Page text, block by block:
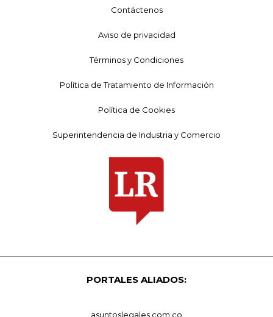
Contáctenos
Aviso de privacidad
Términos y Condiciones
Política de Tratamiento de Información
Política de Cookies
Superintendencia de Industria y Comercio
PORTALES ALIADOS:
asuntoslegales.com.co